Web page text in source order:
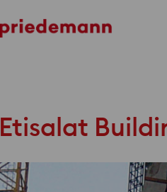
Etihad Towers
Etisalat